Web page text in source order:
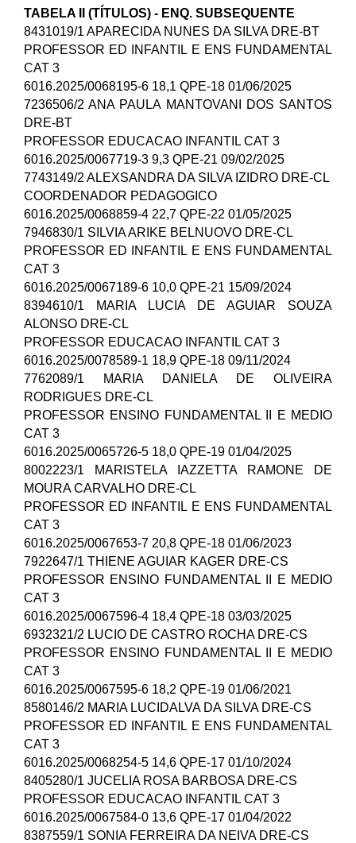
TABELA II (TÍTULOS) - ENQ. SUBSEQUENTE
8431019/1 APARECIDA NUNES DA SILVA DRE-BT
PROFESSOR ED INFANTIL E ENS FUNDAMENTAL
CAT 3
6016.2025/0068195-6 18,1 QPE-18 01/06/2025
7236506/2 ANA PAULA MANTOVANI DOS SANTOS
DRE-BT
PROFESSOR EDUCACAO INFANTIL CAT 3
6016.2025/0067719-3 9,3 QPE-21 09/02/2025
7743149/2 ALEXSANDRA DA SILVA IZIDRO DRE-CL
COORDENADOR PEDAGOGICO
6016.2025/0068859-4 22,7 QPE-22 01/05/2025
7946830/1 SILVIA ARIKE BELNUOVO DRE-CL
PROFESSOR ED INFANTIL E ENS FUNDAMENTAL
CAT 3
6016.2025/0067189-6 10,0 QPE-21 15/09/2024
8394610/1 MARIA LUCIA DE AGUIAR SOUZA
ALONSO DRE-CL
PROFESSOR EDUCACAO INFANTIL CAT 3
6016.2025/0078589-1 18,9 QPE-18 09/11/2024
7762089/1 MARIA DANIELA DE OLIVEIRA
RODRIGUES DRE-CL
PROFESSOR ENSINO FUNDAMENTAL II E MEDIO
CAT 3
6016.2025/0065726-5 18,0 QPE-19 01/04/2025
8002223/1 MARISTELA IAZZETTA RAMONE DE
MOURA CARVALHO DRE-CL
PROFESSOR ED INFANTIL E ENS FUNDAMENTAL
CAT 3
6016.2025/0067653-7 20,8 QPE-18 01/06/2023
7922647/1 THIENE AGUIAR KAGER DRE-CS
PROFESSOR ENSINO FUNDAMENTAL II E MEDIO
CAT 3
6016.2025/0067596-4 18,4 QPE-18 03/03/2025
6932321/2 LUCIO DE CASTRO ROCHA DRE-CS
PROFESSOR ENSINO FUNDAMENTAL II E MEDIO
CAT 3
6016.2025/0067595-6 18,2 QPE-19 01/06/2021
8580146/2 MARIA LUCIDALVA DA SILVA DRE-CS
PROFESSOR ED INFANTIL E ENS FUNDAMENTAL
CAT 3
6016.2025/0068254-5 14,6 QPE-17 01/10/2024
8405280/1 JUCELIA ROSA BARBOSA DRE-CS
PROFESSOR EDUCACAO INFANTIL CAT 3
6016.2025/0067584-0 13,6 QPE-17 01/04/2022
8387559/1 SONIA FERREIRA DA NEIVA DRE-CS